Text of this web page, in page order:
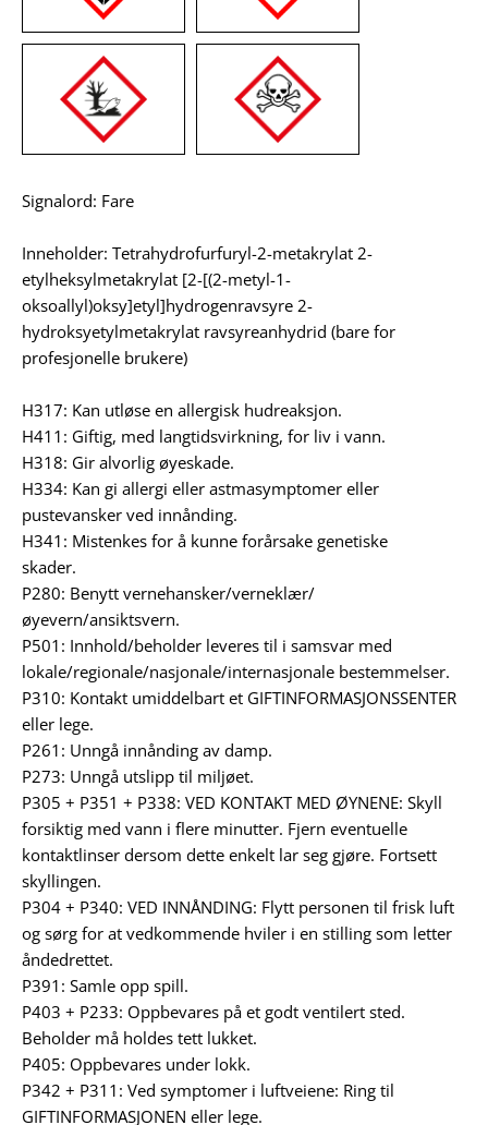
Signalord: Fare
Inneholder: Tetrahydrofurfuryl-2-metakrylat 2-
etylheksylmetakrylat [2-[(2-metyl-1-
oksoallyl)oksy]etyl]hydrogenravsyre 2-
hydroksyetylmetakrylat ravsyreanhydrid (bare for
profesjonelle brukere)
H317: Kan utløse en allergisk hudreaksjon.
H411: Giftig, med langtidsvirkning, for liv i vann.
H318: Gir alvorlig øyeskade.
H334: Kan gi allergi eller astmasymptomer eller
pustevansker ved innånding.
H341: Mistenkes for å kunne forårsake genetiske
skader.
P280: Benytt vernehansker/verneklær/
øyevern/ansiktsvern.
P501: Innhold/beholder leveres til i samsvar med
lokale/regionale/nasjonale/internasjonale bestemmelser.
P310: Kontakt umiddelbart et GIFTINFORMASJONSSENTER
eller lege.
P261: Unngå innånding av damp.
P273: Unngå utslipp til miljøet.
P305 + P351 + P338: VED KONTAKT MED ØYNENE: Skyll
forsiktig med vann i flere minutter. Fjern eventuelle
kontaktlinser dersom dette enkelt lar seg gjøre. Fortsett
skyllingen.
P304 + P340: VED INNÅNDING: Flytt personen til frisk luft
og sørg for at vedkommende hviler i en stilling som letter
åndedrettet.
P391: Samle opp spill.
P403 + P233: Oppbevares på et godt ventilert sted.
Beholder må holdes tett lukket.
P405: Oppbevares under lokk.
P342 + P311: Ved symptomer i luftveiene: Ring til
GIFTINFORMASJONEN eller lege.